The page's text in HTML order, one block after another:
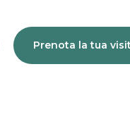
Prenota la tua